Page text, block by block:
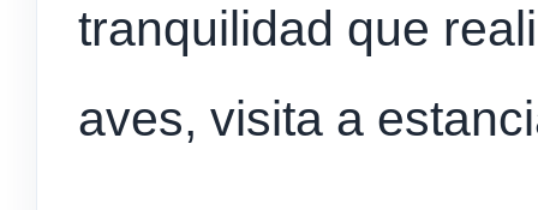
tranquilidad que
aves, visita a